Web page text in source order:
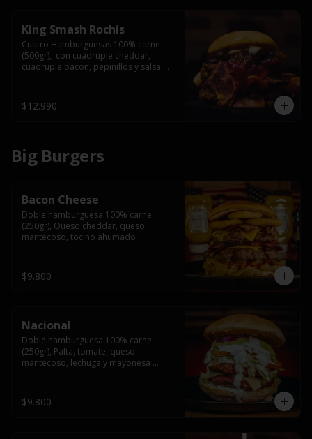
King Smash Rochis
Cuatro Hamburguesas 100% carne
(500gr),  con cuádruple cheddar,
cuadruple bacon, pepinillos y salsa
$12.990
Big Burgers
Bacon Cheese
Doble hamburguesa 100% carne
(250gr), Queso cheddar, queso
mantecoso, tocino ahumado
brioche y acompañado de papas
fritas.
$9.800
Nacional
Doble hamburguesa 100% carne
(250gr), Palta, tomate, queso
mantecoso, lechuga y mayonesa
$9.800